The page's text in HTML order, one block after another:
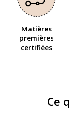
Matières
premières
certifiées
Ce